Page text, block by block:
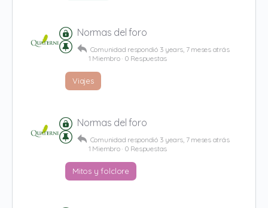
Normas del foro
Comunidad respondió 3 years, 7 meses atrás
1 Miembro · 0 Respuestas
Viajes
Normas del foro
Comunidad respondió 3 years, 7 meses atrás
1 Miembro · 0 Respuestas
Mitos y folclore